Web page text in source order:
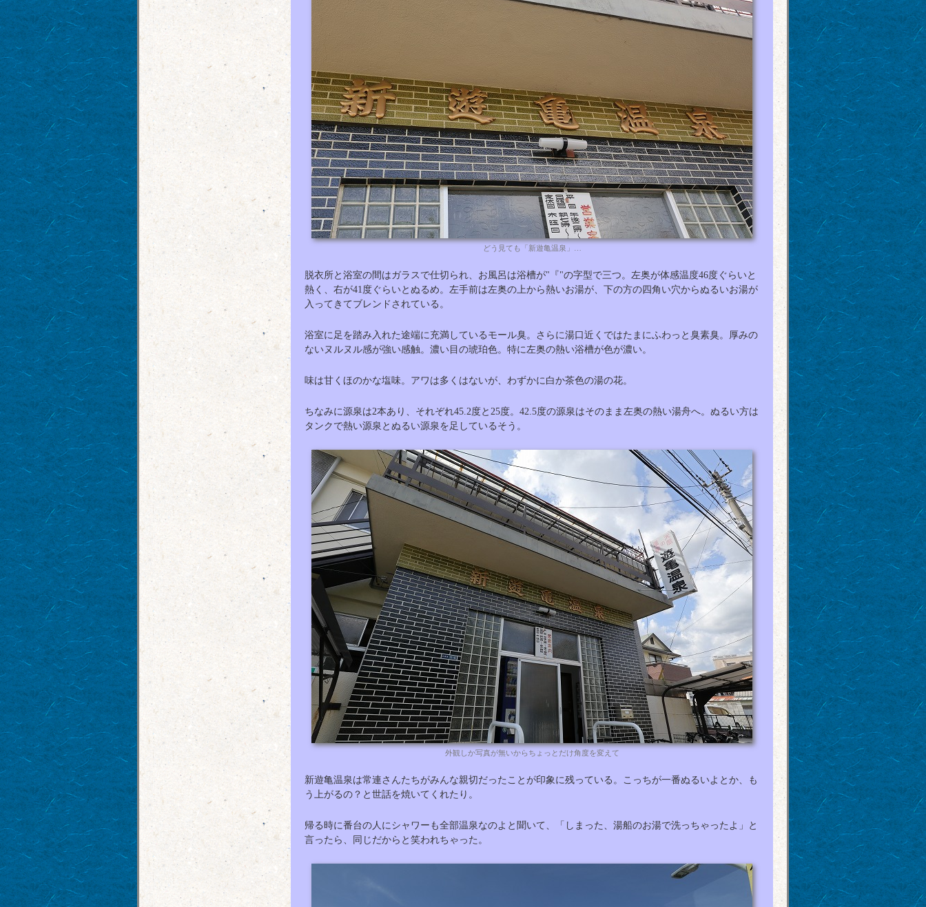
どう見ても「新遊亀温泉」…
脱衣所と浴室の間はガラスで仕切られ、お風呂は浴槽が"『"の字型で三つ。左奥が体感温度46度ぐらいと
熱く、右が41度ぐらいとぬるめ。左手前は左奥の上から熱いお湯が、下の方の四角い穴からぬるいお湯が
入ってきてブレンドされている。
浴室に足を踏み入れた途端に充満しているモール臭。さらに湯口近くではたまにふわっと臭素臭。厚みの
ないヌルヌル感が強い感触。濃い目の琥珀色。特に左奥の熱い浴槽が色が濃い。
味は甘くほのかな塩味。アワは多くはないが、わずかに白か茶色の湯の花。
ちなみに源泉は2本あり、それぞれ45.2度と25度。42.5度の源泉はそのまま左奥の熱い湯舟へ。ぬるい方は
タンクで熱い源泉とぬるい源泉を足しているそう。
外観しか写真が無いからちょっとだけ角度を変えて
新遊亀温泉は常連さんたちがみんな親切だったことが印象に残っている。こっちが一番ぬるいよとか、も
う上がるの？と世話を焼いてくれたり。
帰る時に番台の人にシャワーも全部温泉なのよと聞いて、「しまった、湯船のお湯で洗っちゃったよ」と
言ったら、同じだからと笑われちゃった。